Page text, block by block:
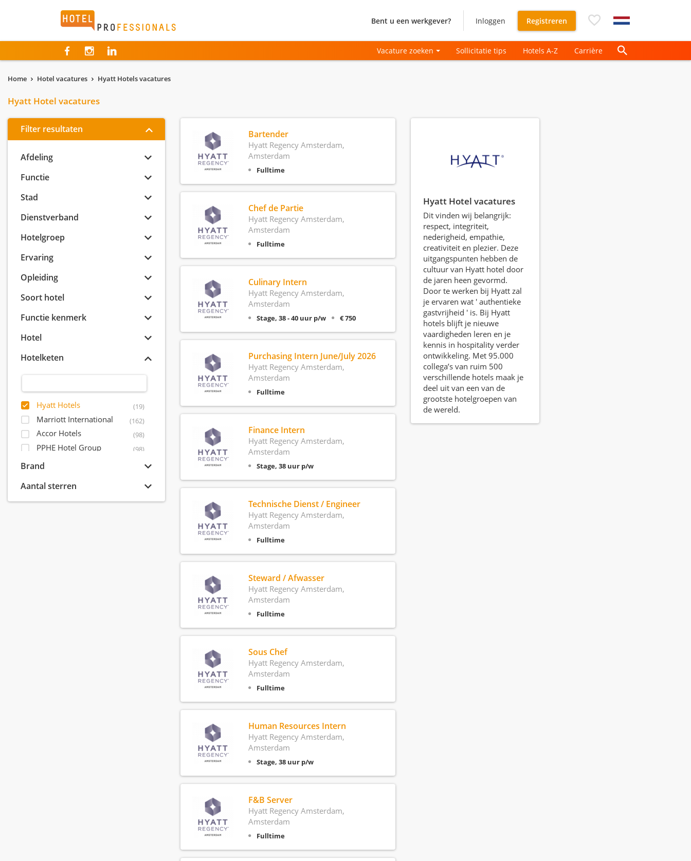
Hotelprofessionals Bent u een werkgever? Inloggen Registreren
Vacature zoeken Sollicitatie tips Hotels A-Z Carrière
Home Hotel vacatures Hyatt Hotels vacatures
Hyatt Hotel vacatures
Filter resultaten
Afdeling
Functie
Stad
Dienstverband
Hotelgroep
Ervaring
Opleiding
Soort hotel
Functie kenmerk
Hotel
Hotelketen
Hyatt Hotels (19)
Marriott International (162)
Accor Hotels (98)
PPHE Hotel Group (98)
Hilton
IHG Hotels & Resorts
Fattal Hotel Group (41)
Brand
Aantal sterren
Bartender
Hyatt Regency Amsterdam,
Amsterdam
Fulltime
Chef de Partie
Hyatt Regency Amsterdam,
Amsterdam
Fulltime
Culinary Intern
Hyatt Regency Amsterdam,
Amsterdam
Stage, 38 - 40 uur p/w € 750
Purchasing Intern June/July 2026
Hyatt Regency Amsterdam,
Amsterdam
Fulltime
Finance Intern
Hyatt Regency Amsterdam,
Amsterdam
Stage, 38 uur p/w
Technische Dienst / Engineer
Hyatt Regency Amsterdam,
Amsterdam
Fulltime
Steward / Afwasser
Hyatt Regency Amsterdam,
Amsterdam
Fulltime
Sous Chef
Hyatt Regency Amsterdam,
Amsterdam
Fulltime
Human Resources Intern
Hyatt Regency Amsterdam,
Amsterdam
Stage, 38 uur p/w
F&B Server
Hyatt Regency Amsterdam,
Amsterdam
Fulltime
Hyatt Hotel vacatures
Dit vinden wij belangrijk:
respect, integriteit,
nederigheid, empathie,
creativiteit en plezier. Deze
uitgangspunten hebben de
cultuur van Hyatt hotel door
de jaren heen gevormd.
Door te werken bij Hyatt zal
je ervaren wat ' authentieke
gastvrijheid ' is. Bij Hyatt
hotels blijft je nieuwe
vaardigheden leren en je
kennis in hospitality verder
ontwikkeling. Met 95.000
collega’s van ruim 500
verschillende hotels maak je
deel uit van een van de
grootste hotelgroepen van
de wereld.